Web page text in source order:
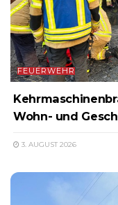
FEUERWEHR
Wohn- und
3. AUGUST 2026